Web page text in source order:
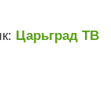
Царьград ТВ